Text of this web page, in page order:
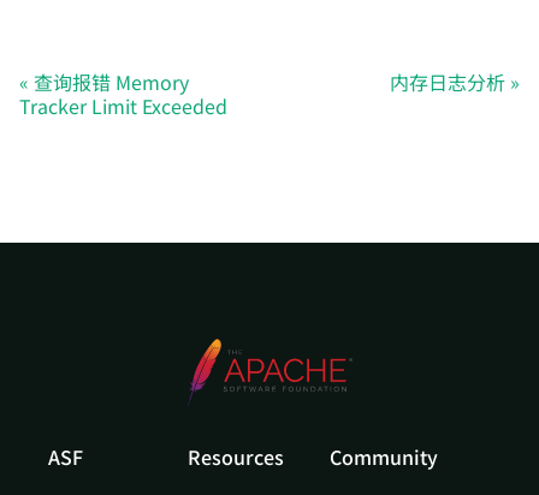
查询报错 Memory
Tracker Limit Exceeded
内存日志分析
ASF Resources Community